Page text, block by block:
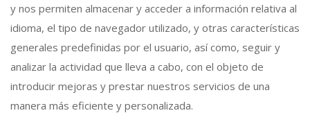
y nos permiten almacenar y acceder a información relativa al
idioma, el tipo de navegador utilizado, y otras características
generales predefinidas por el usuario, así como, seguir y
analizar la actividad que lleva a cabo, con el objeto de
introducir mejoras y prestar nuestros servicios de una
manera más eficiente y personalizada.